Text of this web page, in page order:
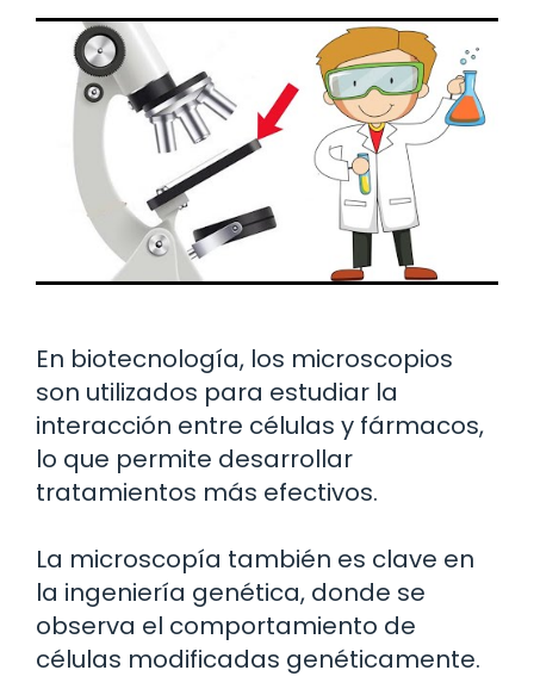
En biotecnología, los microscopios
son utilizados para estudiar la
interacción entre células y fármacos,
lo que permite desarrollar
tratamientos más efectivos.
La microscopía también es clave en
la ingeniería genética, donde se
observa el comportamiento de
células modificadas genéticamente.